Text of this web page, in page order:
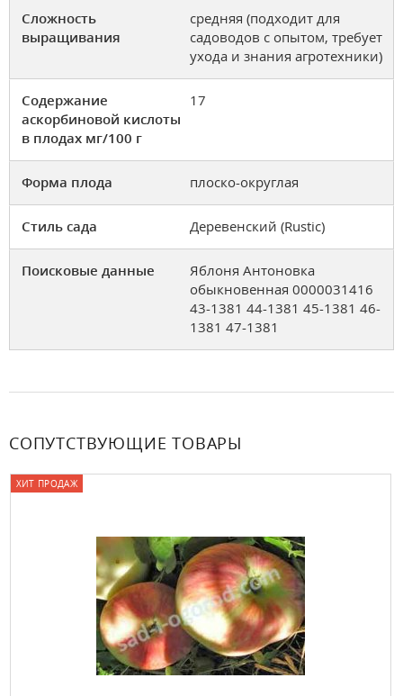
Сложность
выращивания
средняя (подходит для
садоводов с опытом, требует
ухода и знания агротехники)
Содержание
аскорбиновой кислоты
в плодах мг/100 г
17
Форма плода плоско-округлая
Стиль сада Деревенский (Rustic)
Поисковые данные
Яблоня Антоновка
обыкновенная 0000031416
43-1381 44-1381 45-1381 46-
1381 47-1381
СОПУТСТВУЮЩИЕ ТОВАРЫ
ХИТ ПРОДАЖ